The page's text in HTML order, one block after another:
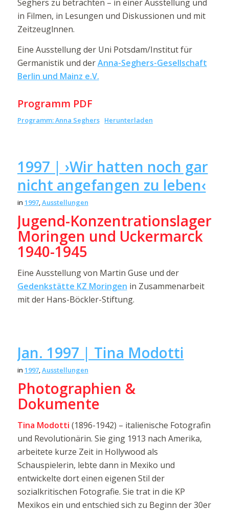
Seghers zu betrachten – in einer Ausstellung und
in Filmen, in Lesungen und Diskussionen und mit
Zeitzeuglnnen.
Eine Ausstellung der Uni Potsdam/Institut für
Germanistik und derAnna-Seghers-Gesellschaft
Berlin und Mainz e.V.
Programm PDF
Programm: Anna Seghers Herunterladen
1997 | ›Wir hatten noch gar
nicht angefangen zu leben‹
in 1997,Ausstellungen
Jugend-Konzentrationslager
Moringen und Uckermarck
1940-1945
Eine Ausstellung von Martin Guse und der
Gedenkstätte KZ Moringen in Zusammenarbeit
mit der Hans-Böckler-Stiftung.
Jan. 1997 | Tina Modotti
in 1997,Ausstellungen
Photographien &
Dokumente
Tina Modotti (1896-1942) – italienische Fotografin
und Revolutionärin. Sie ging 1913 nach Amerika,
arbeitete kurze Zeit in Hollywood als
Schauspielerin, lebte dann in Mexiko und
entwickelte dort einen eigenen Stil der
sozialkritischen Fotografie. Sie trat in die KP
Mexikos ein und entschied sich zu Beginn der 30er